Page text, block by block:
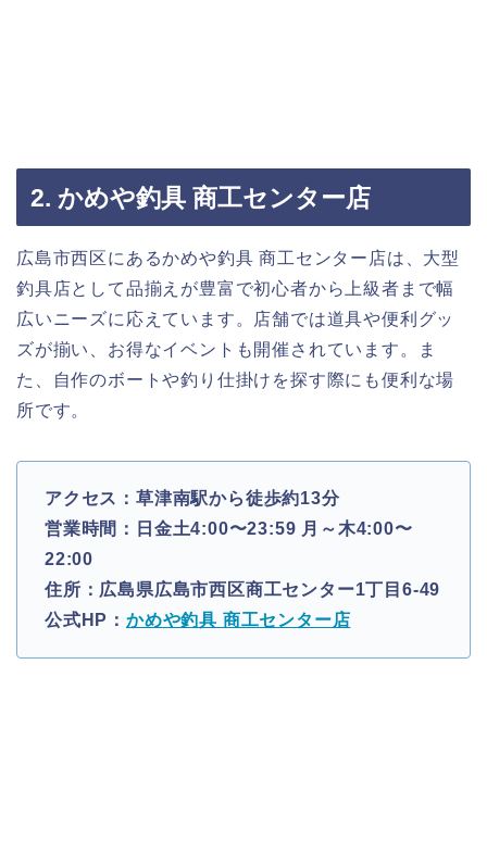
2. かめや釣具 商工センター店
広島市西区にあるかめや釣具 商工センター店は、大型
釣具店として品揃えが豊富で初心者から上級者まで幅
広いニーズに応えています。店舗では道具や便利グッ
ズが揃い、お得なイベントも開催されています。ま
た、自作のボートや釣り仕掛けを探す際にも便利な場
所です。
アクセス：草津南駅から徒歩約13分
営業時間：日金土4:00〜23:59 月～木4:00〜
22:00
住所：広島県広島市西区商工センター1丁目6-49
公式HP： かめや釣具 商工センター店